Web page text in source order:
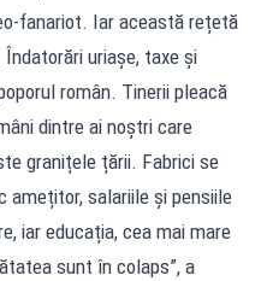
fanariot. Iar această rețetă
uriașe, taxe și
român. Tinerii pleacă
dintre ai noștri care
granițele țării. Fabrici se
amețitor, salariile și pensiile
iar educația, cea mai mare
sunt în colaps”, a